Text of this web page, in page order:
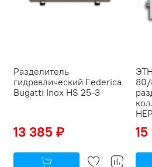
Разделитель
гидравлический Federica
Bugatti Inox HS 25-3
13 385 ₽
80/